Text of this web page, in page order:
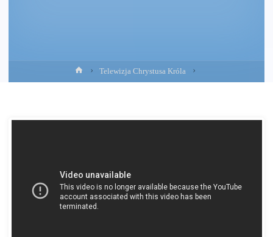
Strona
główna
Telewizja Chrystusa Króla